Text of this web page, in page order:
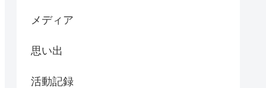
メディア
思い出
活動記録